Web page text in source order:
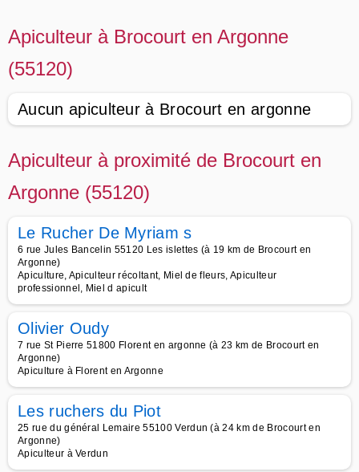
Apiculteur à Brocourt en Argonne
(55120)
Aucun apiculteur à Brocourt en argonne
Apiculteur à proximité de Brocourt en
Argonne (55120)
Le Rucher De Myriam s
6 rue Jules Bancelin 55120 Les islettes (à 19 km de Brocourt en
Argonne)
Apiculture, Apiculteur récoltant, Miel de fleurs, Apiculteur
professionnel, Miel d apicult
Olivier Oudy
7 rue St Pierre 51800 Florent en argonne (à 23 km de Brocourt en
Argonne)
Apiculture à Florent en Argonne
Les ruchers du Piot
25 rue du général Lemaire 55100 Verdun (à 24 km de Brocourt en
Argonne)
Apiculteur à Verdun